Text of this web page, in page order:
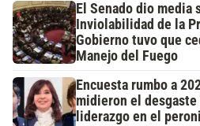
El Senado dio media
Inviolabilidad de la
Gobierno tuvo que
Manejo del Fuego
Encuesta rumbo a
midieron el
liderazgo en el